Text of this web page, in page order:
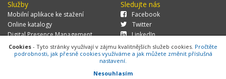
Služby
Mobilní aplikace ke stažení
Online katalogy
Digital Presence Management
Více zákazníků
Sledujte nás
Facebook
Twitter
LinkedIn
© 2026 MEDIATEL CZ, s.r.o.,Za Potokem 46/4, 106 00 Praha 10, tel.:
Cookies - Tyto stránky využívají v zájmu kvalitnějších služeb cookies. Pročtěte
podrobnosti, jak přesně cookies využíváme a jak můžete změnit příslušná
nastavení.
Nesouhlasím